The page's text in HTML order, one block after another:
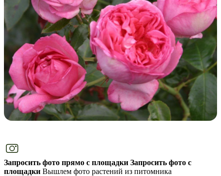
Запросить фото прямо с площадки Запросить фото с
площадки Вышлем фото растений из питомника